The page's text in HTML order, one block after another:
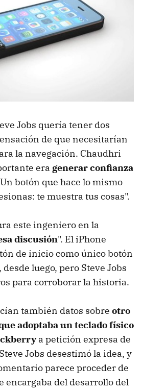
Jobs quería tener dos
de que necesitarían
la navegación. Chaudhri
era generar confianza
botón que hace lo mismo
te muestra tus cosas".
este ingeniero en la
discusión". El iPhone
de inicio como único botón
luego, pero Steve Jobs
para corroborar la historia.
también datos sobre otro
adoptaba un teclado físico
a petición expresa de
Jobs desestimó la idea, y
parece proceder de
encargaba del desarrollo del